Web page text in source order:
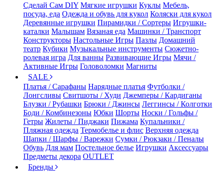
Сделай Сам DIY Мягкие игрушки Куклы Мебель,
посуда, еда Одежда и обувь для кукол Коляски для кукол
Деревянные игрушки Пирамидки / Сортеры Игрушки-
каталки Малышам Вязаная еда Машинки / Транспорт
Конструкторы Настольные Игры Пазлы Домашний
театр Кубики Музыкальные инструменты Сюжетно-
ролевая игра Для ванны Развивающие Игры Мячи /
Активные Игры Головоломки Магниты
SALE
Платья / Сарафаны Нарядные платья Футболки /
Лонгсливы Свитшоты / Худи Джемперы / Кардиганы
Блузки / Рубашки Брюки / Джинсы Леггинсы / Колготки
Боди / Комбинезоны Юбки Шорты Носки / Гольфы /
Гетры Жилеты / Пиджаки Пижама Купальники /
Пляжная одежда Термобелье и флис Верхняя одежда
Шапки / Шарфы / Варежки Сумки / Рюкзаки / Пеналы
Обувь Для мам Постельное белье Игрушки Аксессуары
Предметы декора OUTLET
Бренды